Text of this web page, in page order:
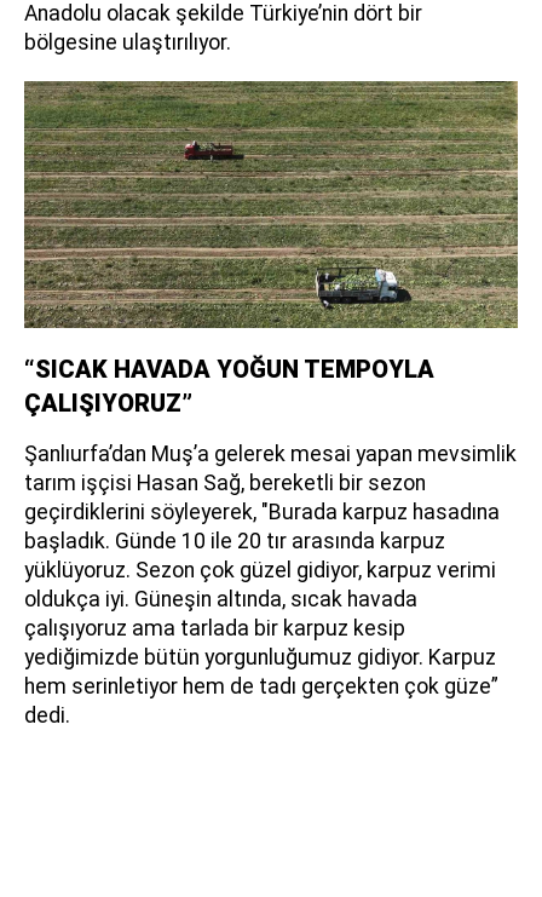
Anadolu olacak şekilde Türkiye’nin dört bir
bölgesine ulaştırılıyor.
“SICAK HAVADA YOĞUN TEMPOYLA
ÇALIŞIYORUZ”
Şanlıurfa’dan Muş’a gelerek mesai yapan mevsimlik
tarım işçisi Hasan Sağ, bereketli bir sezon
geçirdiklerini söyleyerek, "Burada karpuz hasadına
başladık. Günde 10 ile 20 tır arasında karpuz
yüklüyoruz. Sezon çok güzel gidiyor, karpuz verimi
oldukça iyi. Güneşin altında, sıcak havada
çalışıyoruz ama tarlada bir karpuz kesip
yediğimizde bütün yorgunluğumuz gidiyor. Karpuz
hem serinletiyor hem de tadı gerçekten çok güze”
dedi.